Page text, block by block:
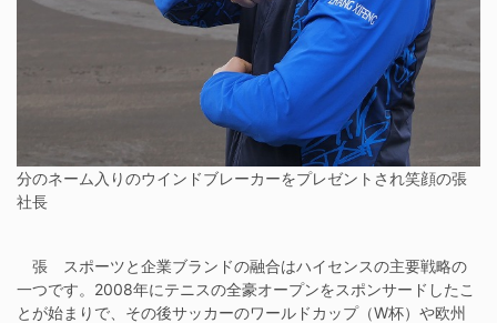
分のネーム入りのウインドブレーカーをプレゼントされ笑顔の張
社長
張 スポーツと企業ブランドの融合はハイセンスの主要戦略の
一つです。2008年にテニスの全豪オープンをスポンサードしたこ
とが始まりで、その後サッカーのワールドカップ（W杯）や欧州